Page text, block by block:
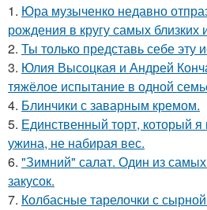
1. Юра музыченко недавно
рождения в кругу самых
2. Ты только представь себе эту
3. Юлия Высоцкая и Андрей
тяжёлое испытание в одной
4. Блинчики с заварным кремом.
5. Единственный торт, который я
ужина, не набирая вес.
6. "Зимний" салат. Один из
закусок.
7. Колбасные тарелочки с